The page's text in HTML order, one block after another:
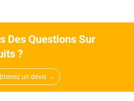
Des Questions Sur
?
un devis →